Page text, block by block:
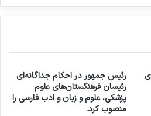
رئیس جمهور در احکام جداگانه‌ای
رئیسان فرهنگستان‌های علوم
پزشکی، علوم و زبان و ادب فارسی را
منصوب کرد.